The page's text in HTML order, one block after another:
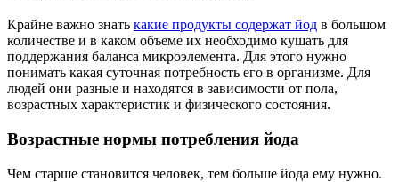
Крайне важно знать какие продукты содержат йод в большом
количестве и в каком объеме их необходимо кушать для
поддержания баланса микроэлемента. Для этого нужно
понимать какая суточная потребность его в организме. Для
людей они разные и находятся в зависимости от пола,
возрастных характеристик и физического состояния.
Возрастные нормы потребления йода
Чем старше становится человек, тем больше йода ему нужно.